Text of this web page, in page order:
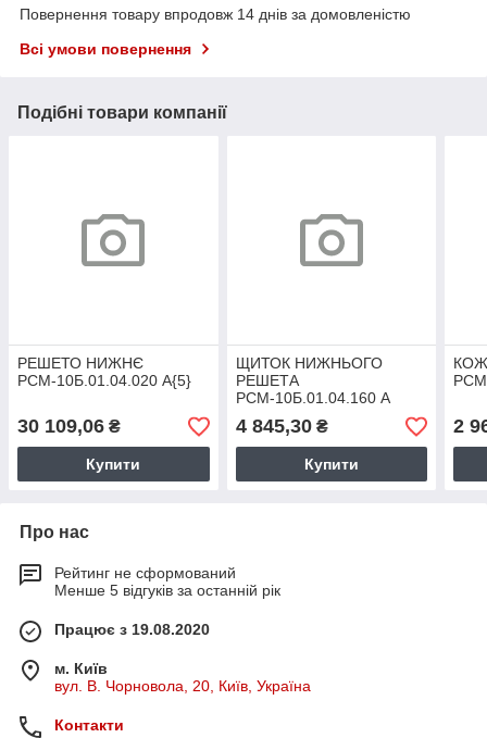
Повернення товару впродовж 14 днів за домовленістю
Всі умови повернення
Подібні товари компанії
РЕШЕТО НИЖНЄ
РСМ-10Б.01.04.020 А{5}
30 109,06 ₴
Купити
ЩИТОК НИЖНЬОГО
РЕШЕТА
РСМ-10Б.01.04.160 А
4 845,30₴
Купити
2
Про нас
Рейтинг не сформований
Менше 5 відгуків за останній рік
Працює з 19.08.2020
м. Київ
вул. В. Чорновола, 20, Київ, Україна
Контакти